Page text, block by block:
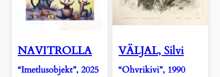
NAVITROLLA
“Imetlusobjekt”, 2025
VÄLJAL, Silvi
“Ohvrikivi”, 1990